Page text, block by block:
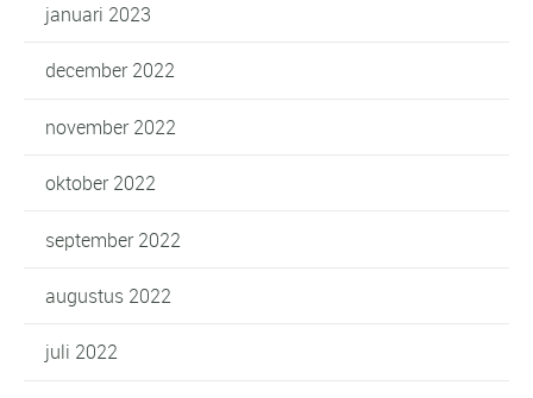
januari 2023
december 2022
november 2022
oktober 2022
september 2022
augustus 2022
juli 2022